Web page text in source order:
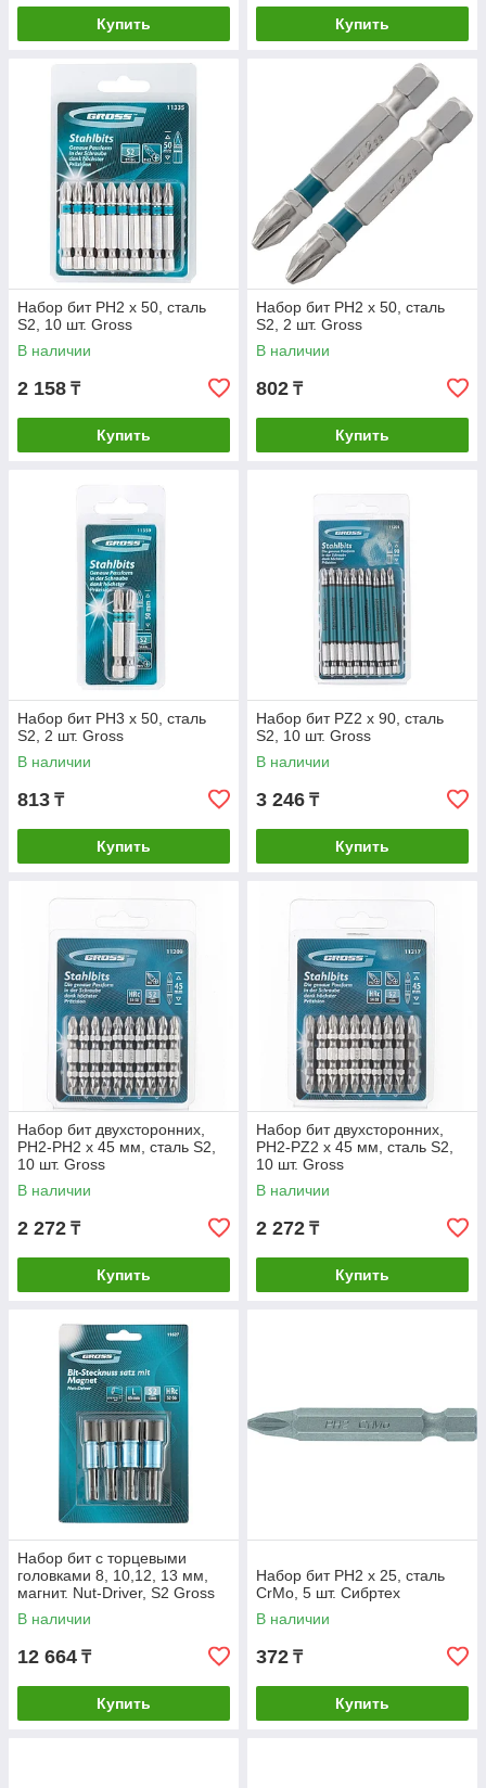
Купить Купить
Набор бит РН2 х 50, сталь
S2, 10 шт. Gross
В наличии
2 158 ₸
Купить
Набор бит РН2 х 50, сталь
S2, 2 шт. Gross
В наличии
802 ₸
Купить
Набор бит РН3 х 50, сталь
S2, 2 шт. Gross
В наличии
813 ₸
Купить
Набор бит PZ2 х 90, сталь
S2, 10 шт. Gross
В наличии
3 246 ₸
Купить
Набор бит двухсторонних,
PH2-PH2 х 45 мм, сталь S2,
10 шт. Gross
В наличии
2 272 ₸
Купить
Набор бит двухсторонних,
PH2-PZ2 х 45 мм, сталь S2,
10 шт. Gross
В наличии
2 272 ₸
Купить
Набор бит с торцевыми
головками 8, 10,12, 13 мм,
магнит. Nut-Driver, S2 Gross
В наличии
12 664 ₸
Купить
Набор бит PH2 x 25, сталь
CrMo, 5 шт. Сибртех
В наличии
372 ₸
Купить